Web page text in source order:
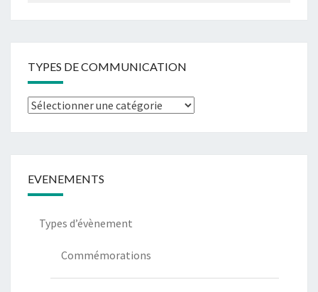
TYPES DE COMMUNICATION
Types
EVENEMENTS
Types d’évènement
Commémorations